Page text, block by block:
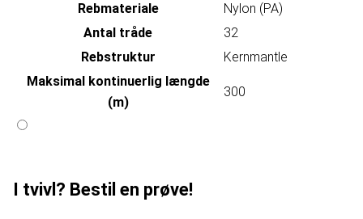
Rebmateriale
Nylon (PA)
Antal tråde
32
Rebstruktur
Kernmantle
Maksimal kontinuerlig længde
(m)
300
I tvivl? Bestil en prøve!